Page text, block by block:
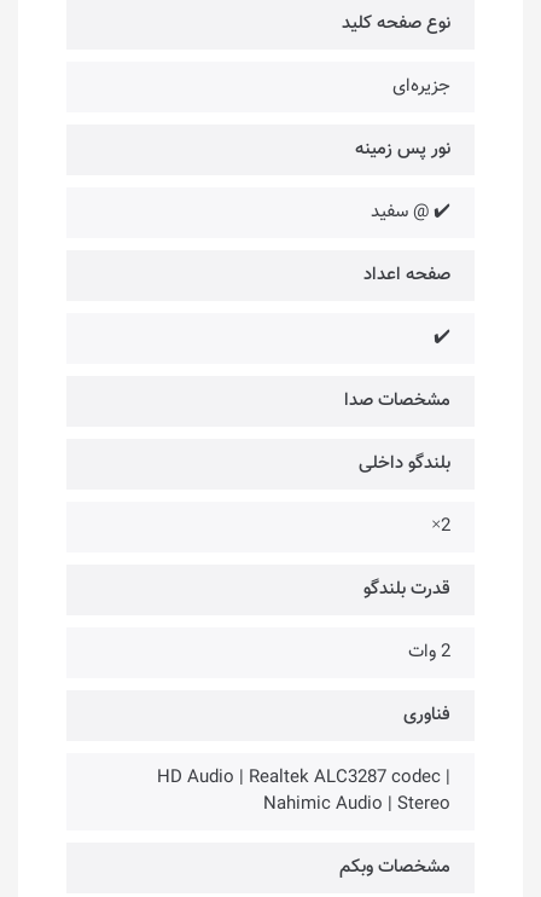
نوع صفحه کلید
جزیره‌ای
نور پس زمینه
✔️ @ سفید
صفحه اعداد
✔️
مشخصات صدا
بلندگو داخلی
2×
قدرت بلندگو
2 وات
فناوری‌
HD Audio | Realtek ALC3287 codec |
Nahimic Audio | Stereo
مشخصات وبکم